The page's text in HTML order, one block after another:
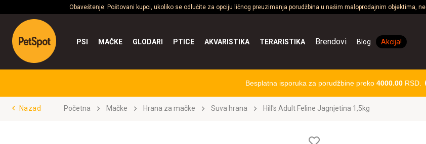
Obaveštenje: Poštovani kupci, ukoliko se odlučite za opciju ličnog preuzimanja porudžbina u našim maloprodajnim objektima,
PSI MAČKE GLODARI PTICE AKVARISTIKA TERARISTIKA Brendovi Blog Akcija!
Besplatna isporuka za porudžbine preko 4000.00RSD.
Nazad Početna Mačke Hrana za mačke Suva hrana Hill's Adult Feline Jagnjetina 1,5kg